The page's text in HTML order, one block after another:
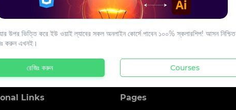
Links Pages
উপর ভিত্তি করে ইউ ওয়াই ল্যাবের সকল অনলাইন কোর্সে পাবেন ১০০% স্কলারশিপ! আসন নিশ্চিত
করুন এখনই।
রেজিঃ করুন Courses